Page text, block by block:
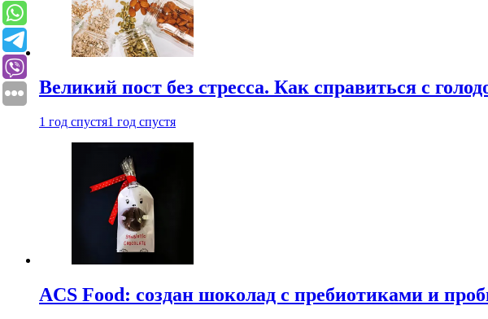
Великий пост без стресса. Как справиться с
1 год спустя1 год спустя
ACS Food: создан шоколад с пребиотиками и